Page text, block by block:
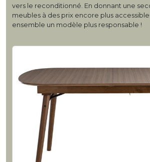
vers le reconditionné. En donnant une
meubles à des prix encore plus
ensemble un modèle plus responsable !